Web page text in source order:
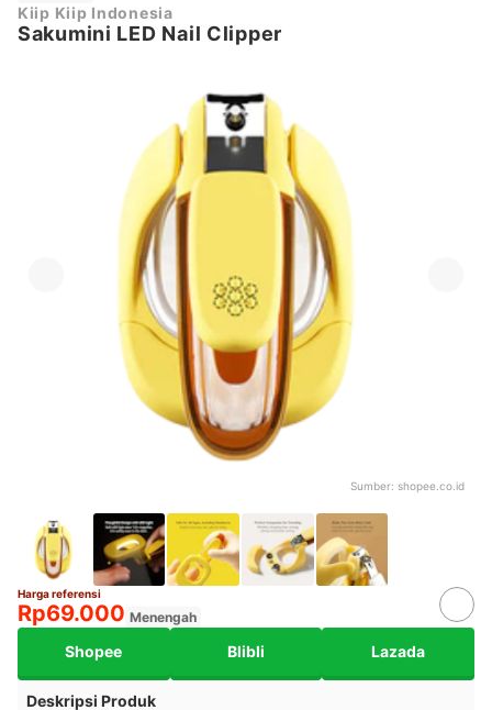
Kiip Kiip Indonesia
Sakumini LED Nail Clipper
Sumber: shopee.co.id
Harga referensi
Rp69.000 Menengah
Shopee Blibli Lazada
Deskripsi Produk